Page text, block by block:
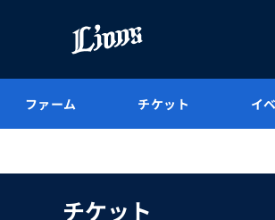
ファーム チケット イ
チケット